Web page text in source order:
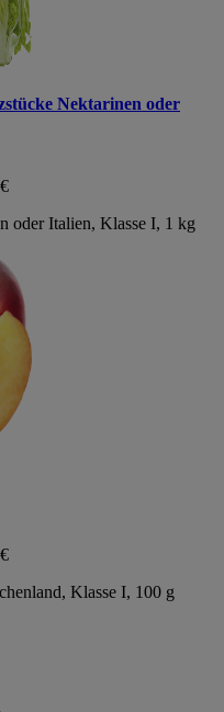
Nektarinen oder
oder Italien, Klasse I, 1 kg
Klasse I, 100 g